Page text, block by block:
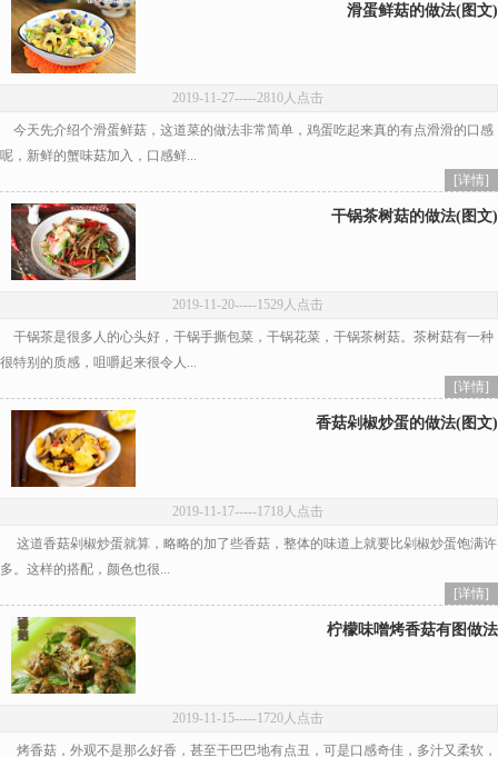
滑蛋鲜菇的做法(图文)
2019-11-27-----2810人点击
今天先介绍个滑蛋鲜菇，这道菜的做法非常简单，鸡蛋吃起来真的有点滑滑的口感
呢，新鲜的蟹味菇加入，口感鲜...
[详情]
干锅茶树菇的做法(图文)
2019-11-20-----1529人点击
干锅茶是很多人的心头好，干锅手撕包菜，干锅花菜，干锅茶树菇。茶树菇有一种
很特别的质感，咀嚼起来很令人...
[详情]
香菇剁椒炒蛋的做法(图文)
2019-11-17-----1718人点击
这道香菇剁椒炒蛋就算，略略的加了些香菇，整体的味道上就要比剁椒炒蛋饱满许
多。这样的搭配，颜色也很...
[详情]
柠檬味噌烤香菇有图做法
2019-11-15-----1720人点击
烤香菇，外观不是那么好香，甚至干巴巴地有点丑，可是口感奇佳，多汁又柔软，